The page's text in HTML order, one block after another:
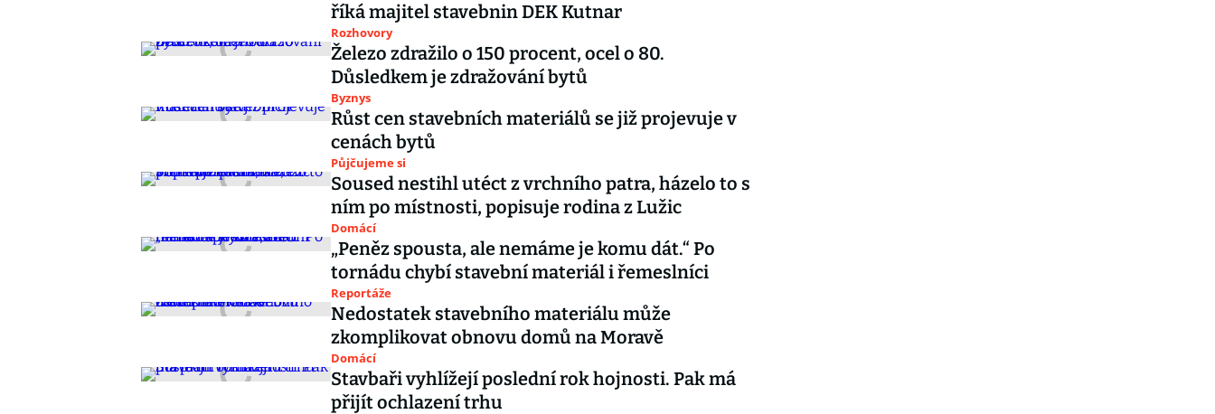
říká majitel stavebnin DEK Kutnar
Rozhovory
Železo zdražilo o 150 procent, ocel o 80.
Důsledkem je zdražování bytů
Byznys
Růst cen stavebních materiálů se již projevuje v
cenách bytů
Půjčujeme si
Soused nestihl utéct z vrchního patra, házelo to s
ním po místnosti, popisuje rodina z Lužic
Domácí
„Peněz spousta, ale nemáme je komu dát.“ Po
tornádu chybí stavební materiál i řemeslníci
Reportáže
Nedostatek stavebního materiálu může
zkomplikovat obnovu domů na Moravě
Domácí
Stavbaři vyhlížejí poslední rok hojnosti. Pak má
přijít ochlazení trhu